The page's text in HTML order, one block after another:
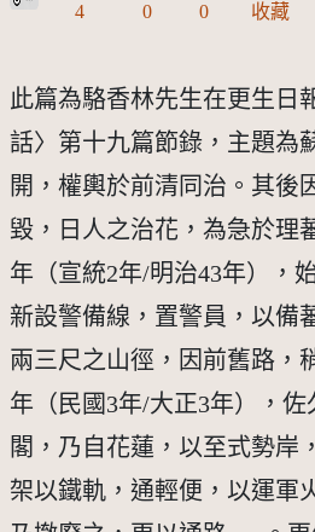
4 0 0 收藏
此篇為駱香林先生在更生日
話〉第十九篇節錄，主題為
開，權輿於前清同治。其後
毀，日人之治花，為急於理
年（宣統2年/明治43年），
新設警備線，置警員，以備
兩三尺之山徑，因前舊路，
年（民國3年/大正3年），
閣，乃自花蓮，以至式勢岸
架以鐵軌，通輕便，以運軍